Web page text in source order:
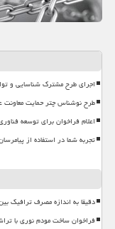
اجرای طرح مشترک شناسایی و
طرح نوشناس چتر حمایت
اعلام فراخوان برای توسعه
تجربه شما در استفاده از
دقیقا به اندازه مصرف ترافیک
فراخوان ساخت مودم نوری با